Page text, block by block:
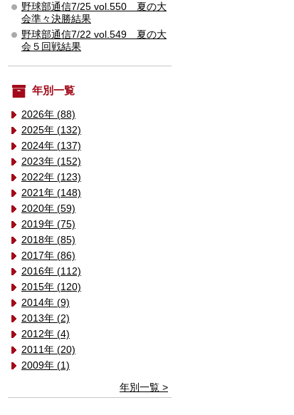
野球部通信7/25 vol.550 夏の大
会準々決勝結果
野球部通信7/22 vol.549 夏の大
会５回戦結果
年別一覧
2026年 (88)
2025年 (132)
2024年 (137)
2023年 (152)
2022年 (123)
2021年 (148)
2020年 (59)
2019年 (75)
2018年 (85)
2017年 (86)
2016年 (112)
2015年 (120)
2014年 (9)
2013年 (2)
2012年 (4)
2011年 (20)
2009年 (1)
年別一覧 >